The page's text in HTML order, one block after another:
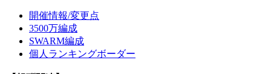
開催情報/変更点
3500万編成
SWARM編成
個人ランキングボーダー